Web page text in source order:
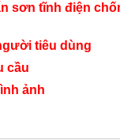
chéo màu xanh
sơn tĩnh điện
tiêu dùng
cầu
ảnh